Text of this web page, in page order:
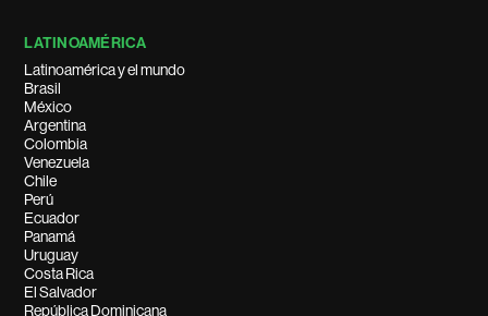
LATINOAMÉRICA
Latinoamérica y el mundo
Brasil
México
Argentina
Colombia
Venezuela
Chile
Perú
Ecuador
Panamá
Uruguay
Costa Rica
El Salvador
República Dominicana